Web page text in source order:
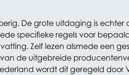
De grote uitdaging is echter
specifieke regels voor
Zelf lezen alsmede een
de uitgebreide
wordt dit geregeld door